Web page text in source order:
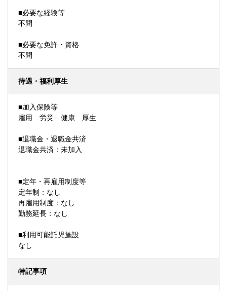
■必要な経験等
不問
■必要な免許・資格
不問
待遇・福利厚生
■加入保険等
雇用 労災 健康 厚生
■退職金・退職金共済
退職金共済：未加入
■定年・再雇用制度等
定年制：なし
再雇用制度：なし
勤務延長：なし
■利用可能託児施設
なし
特記事項